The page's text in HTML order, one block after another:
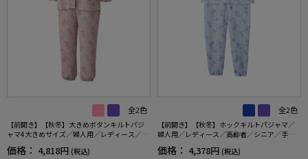
全2色
【前開き】【秋冬】大きめボタンキルトパジ
ャマ4大きめサイズ／婦人用／レディース／シ
ニア／高齢者／寝巻／名前記入欄付／ラグラ
ン袖／ウエスト調整ゴム／洗濯機OK／ギフト
価格： 4,818円 (税込)
全2色
【前開き】【秋冬】ホックキルトパジャマ／
婦人用／レディース／高齢者／シニア／手口
足口ゴム入り／ホックボタン／ギフト／プレ
ゼント【CF】
価格： 4,378円 (税込)